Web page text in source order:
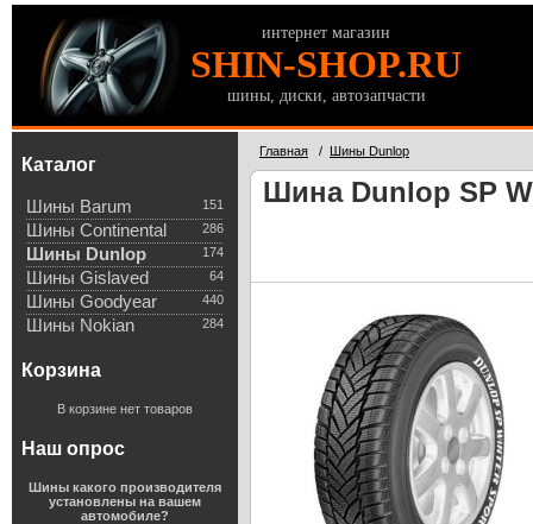
интернет магазин
SHIN-SHOP.RU
шины, диски, автозапчасти
Каталог
151
Шины Barum
286
Шины Continental
174
Шины Dunlop
64
Шины Gislaved
440
Шины Goodyear
284
Шины Nokian
Корзина
В корзине нет товаров
Наш опрос
Шины какого производителя
установлены на вашем
автомобиле?
Главная / Шины Dunlop
Шина Dunlop SP